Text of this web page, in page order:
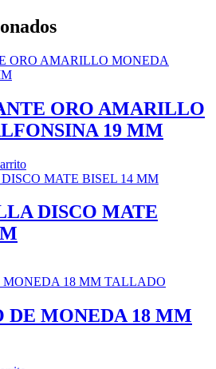
ORO AMARILLO
19 MM
DISCO MATE
DE MONEDA 18 MM